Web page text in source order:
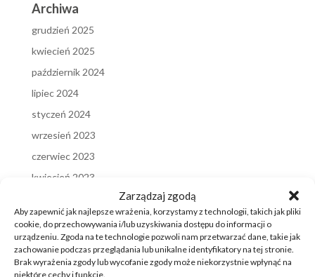
Zarządzaj zgodą
Aby zapewnić jak najlepsze wrażenia, korzystamy z technologii, takich jak pliki
cookie, do przechowywania i/lub uzyskiwania dostępu do informacji o
urządzeniu. Zgoda na te technologie pozwoli nam przetwarzać dane, takie jak
zachowanie podczas przeglądania lub unikalne identyfikatory na tej stronie.
Brak wyrażenia zgody lub wycofanie zgody może niekorzystnie wpłynąć na
niektóre cechy i funkcje.
Archiwa
grudzień 2025
kwiecień 2025
październik 2024
lipiec 2024
styczeń 2024
wrzesień 2023
czerwiec 2023
kwiecień 2023
styczeń 2023
grudzień 2022
październik 2022